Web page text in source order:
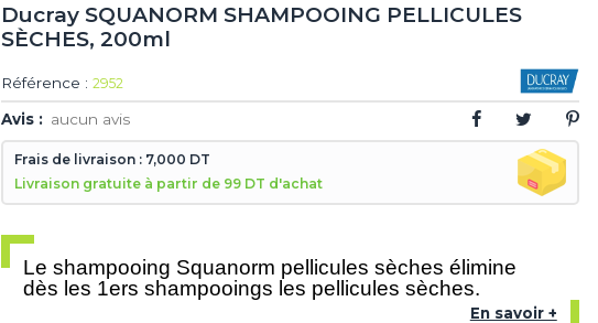
Ducray SQUANORM SHAMPOOING PELLICULES
SÈCHES, 200ml
Référence : 2952
Avis : aucun avis
Frais de livraison : 7,000 DT
Livraison gratuite à partir de 99 DT d'achat
Le shampooing Squanorm pellicules sèches élimine
dès les 1ers shampooings les pellicules sèches.
En savoir +